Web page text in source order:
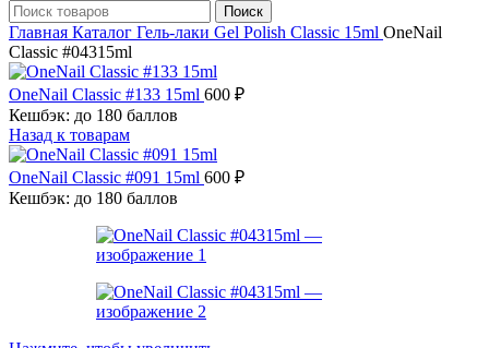
Поиск
Главная Каталог Гель-лаки Gel Polish Classic 15ml OneNail
Classic #04315ml
OneNail Classic #133 15ml 600 ₽
Кешбэк: до 180 баллов
Назад к товарам
OneNail Classic #091 15ml 600 ₽
Кешбэк: до 180 баллов